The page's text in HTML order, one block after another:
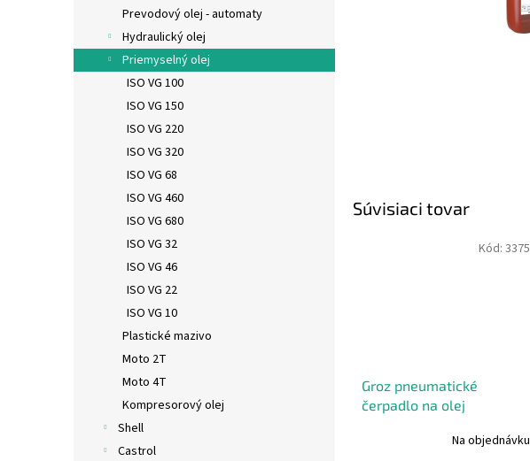
Prevodový olej - automaty
Hydraulický olej
Priemyselný olej
ISO VG 100
ISO VG 150
ISO VG 220
ISO VG 320
ISO VG 68
ISO VG 460
ISO VG 680
ISO VG 32
ISO VG 46
ISO VG 22
ISO VG 10
Plastické mazivo
Moto 2T
Moto 4T
Kompresorový olej
Shell
Castrol
Súvisiaci tovar
Groz pneumatické
čerpadlo na olej
Na objednávku
Kód: 3375